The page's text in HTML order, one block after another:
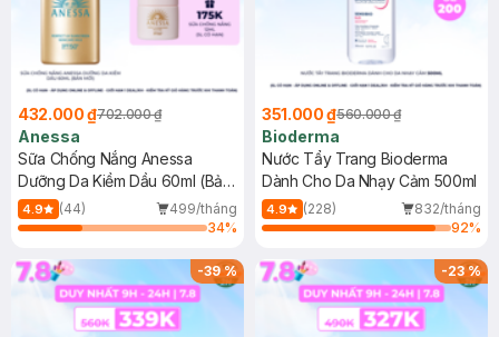
432.000 ₫702.000 ₫
Anessa
Sữa Chống Nắng Anessa
Dưỡng Da Kiềm Dầu 60ml (Bản
Mới)
4.9 (44)
499/tháng
34%
351.000 ₫560.000 ₫
Bioderma
Nước Tẩy Trang Bioderma
Dành Cho Da Nhạy Cảm 500ml
4.9 (228)
832/tháng
92%
-39% -23%